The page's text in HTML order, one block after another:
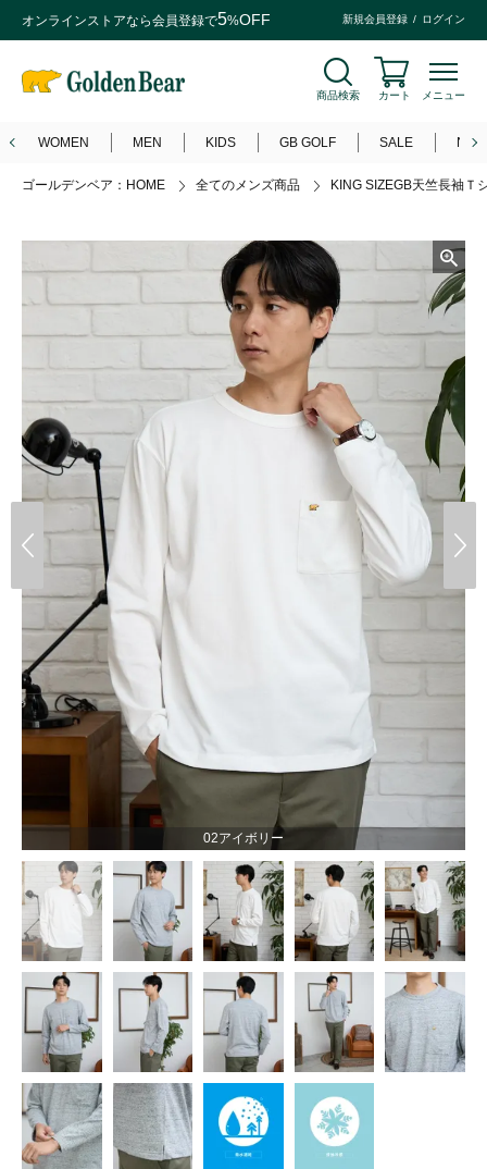
オンラインストアなら会員登録で5%OFF 新規会員登録 ログイン
商品検索 カート メニュー
WOMEN MEN KIDS GB GOLF SALE
ゴールデンベア：HOME 全てのメンズ商品 KING SIZEGB天竺長袖Ｔ
02アイボリー